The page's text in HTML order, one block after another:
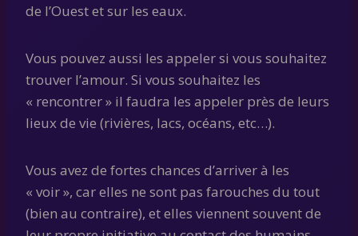
de l’Ouest et sur les eaux.
Vous pouvez aussi les appeler si vous souhaitez
trouver l’amour. Si vous souhaitez les
« rencontrer » il faudra les appeler près de leurs
lieux de vie (rivières, lacs, océans, etc…).
Vous avez de fortes chances d’arriver à les
« voir », car elles ne sont pas farouches du tout
(bien au contraire), et elles viennent souvent de